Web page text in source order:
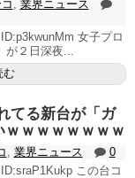
, 業界ニュース
女子プロ
が２日深夜...
む
てる新台が「ガ
ｗｗｗｗｗｗｗｗ
, 業界ニュース
0
この台コ